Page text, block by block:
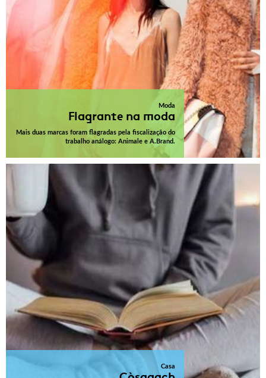
Moda
Flagrante na moda
Mais duas marcas foram flagradas pela fiscalização do
trabalho análogo: Animale e A.Brand.
Casa